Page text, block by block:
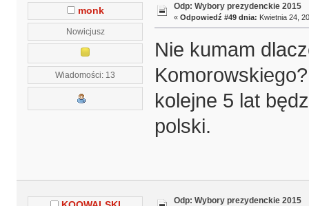
monk
Nowicjusz
Wiadomości: 13
Odp: Wybory prezydenckie 2015
« Odpowiedź #49 dnia: Kwietnia 24,
Nie kumam
kolejne 5 lat
polski.
Odp: Wybory prezydenckie 2015